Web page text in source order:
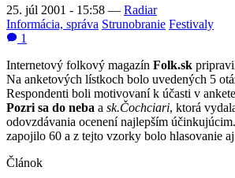
25. júl 2001 - 15:58 — Radiar
Informácia, správa Strunobranie Festivaly
1
Internetový folkový magazín Folk.sk
Na anketových lístkoch bolo uvedených 5
Respondenti boli motivovaní k účasti v
Pozri sa do neba a sk.Čochciari, ktorá
odovzdávania ocenení najlepším
zapojilo 60 a z tejto vzorky bolo hlasovanie
Článok